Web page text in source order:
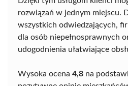
rozwiązań w jednym miejscu.
wszystkich odwiedzających,
dla osób niepełnosprawnych
udogodnienia ułatwiające
Wysoka ocena 4,8 na